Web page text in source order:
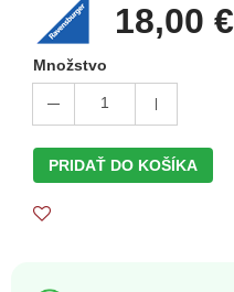
18,00 €
Množstvo
1
PRIDAŤ DO KOŠÍKA